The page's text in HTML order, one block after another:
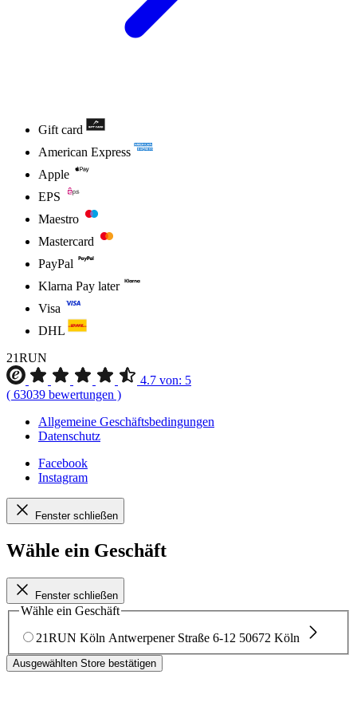
Gift card
American Express
Apple
EPS
Maestro
Mastercard
PayPal
Klarna Pay later
Visa
DHL
21RUN
4.7 von: 5
( 63039 bewertungen )
Allgemeine Geschäftsbedingungen
Datenschutz
Facebook
Instagram
Fenster schließen
Wähle ein Geschäft
Fenster schließen
Wähle ein Geschäft
21RUN Köln Antwerpener Straße 6-12 50672 Köln
Ausgewählten Store bestätigen